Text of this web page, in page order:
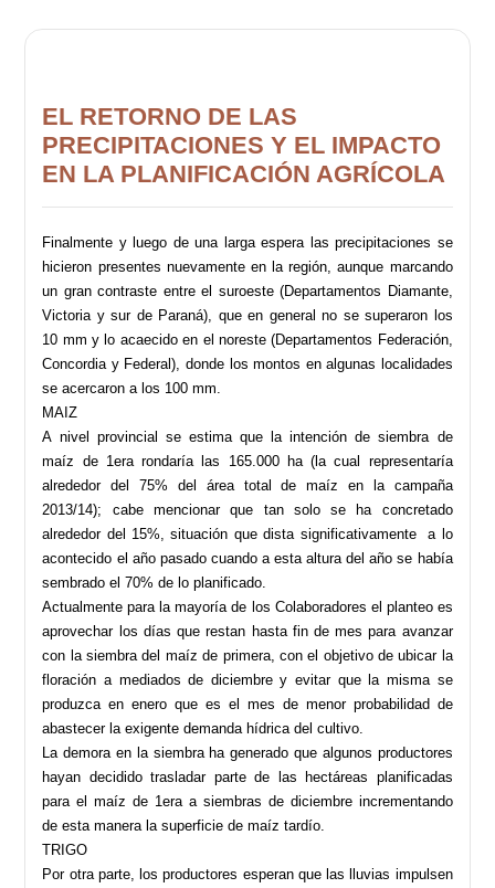
EL RETORNO DE LAS
PRECIPITACIONES Y EL IMPACTO
EN LA PLANIFICACIÓN AGRÍCOLA
Finalmente y luego de una larga espera las precipitaciones se
hicieron presentes nuevamente en la región, aunque marcando
un gran contraste entre el suroeste (Departamentos Diamante,
Victoria y sur de Paraná), que en general no se superaron los
10 mm y lo acaecido en el noreste (Departamentos Federación,
Concordia y Federal), donde los montos en algunas localidades
se acercaron a los 100 mm.
MAIZ
A nivel provincial se estima que la intención de siembra de
maíz de 1era rondaría las 165.000 ha (la cual representaría
alrededor del 75% del área total de maíz en la campaña
2013/14); cabe mencionar que tan solo se ha concretado
alrededor del 15%, situación que dista significativamente a lo
acontecido el año pasado cuando a esta altura del año se había
sembrado el 70% de lo planificado.
Actualmente para la mayoría de los Colaboradores el planteo es
aprovechar los días que restan hasta fin de mes para avanzar
con la siembra del maíz de primera, con el objetivo de ubicar la
floración a mediados de diciembre y evitar que la misma se
produzca en enero que es el mes de menor probabilidad de
abastecer la exigente demanda hídrica del cultivo.
La demora en la siembra ha generado que algunos productores
hayan decidido trasladar parte de las hectáreas planificadas
para el maíz de 1era a siembras de diciembre incrementando
de esta manera la superficie de maíz tardío.
TRIGO
Por otra parte, los productores esperan que las lluvias impulsen